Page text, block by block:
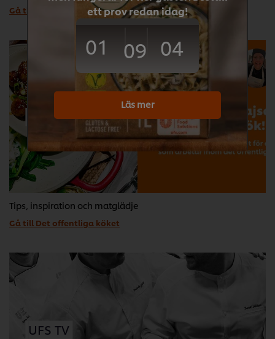
Gå till Fond, buljong och kryddpasta för alla smaker
Det Offentliga Köket
Tips, inspiration och matglädje
Gå till Det offentliga köket
UFS TV
ett prov redan idag!
01 09 04
Läs mer